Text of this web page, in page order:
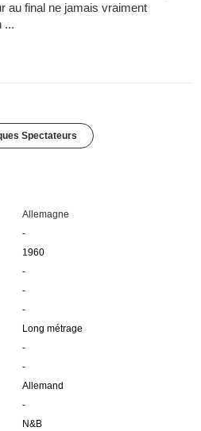
au final ne jamais vraiment
...
Spectateurs
Allemagne
-
1960
-
-
-
Long métrage
-
-
Allemand
-
N&B